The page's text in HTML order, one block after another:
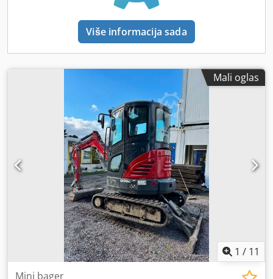
Više informacija sada
Mali oglas
1 / 11
Mini bager